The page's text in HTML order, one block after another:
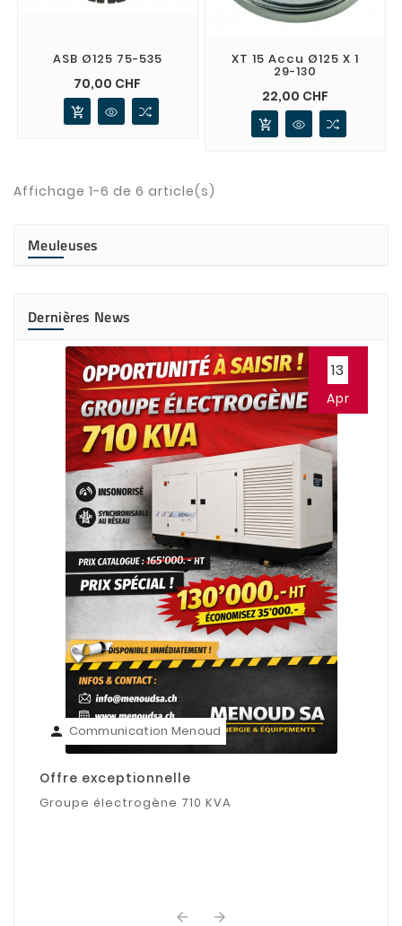
ASB Ø125 75-535
70,00 CHF
add_shopping_cart
XT 15 Accu Ø125 X 1
29-130
22,00 CHFPrix
add_shopping_cart
Affichage 1-6 de 6 article(s)
Meuleuses
Dernières News
13
Apr
person Communication Menoud
Offre exceptionnelle
Groupe électrogène 710 KVA
arrow_back arrow_forward